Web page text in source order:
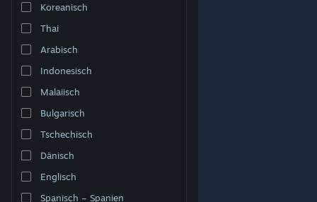
Desktopversion anzeigen
Koreanisch
Thai
Arabisch
Indonesisch
Malaiisch
Bulgarisch
Tschechisch
Dänisch
Englisch
Spanisch – Spanien